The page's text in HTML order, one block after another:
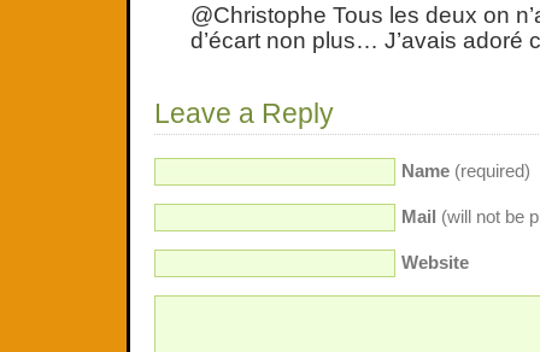
@Christophe Tous les deux on
d’écart non plus… J’avais adoré
Leave a Reply
Name (required)
Mail (will not be
Website